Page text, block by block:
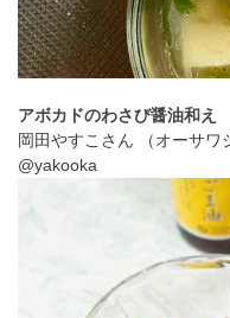
アボカドのわさび醤油和え
岡田やすこさん （オーサワ
@yakooka